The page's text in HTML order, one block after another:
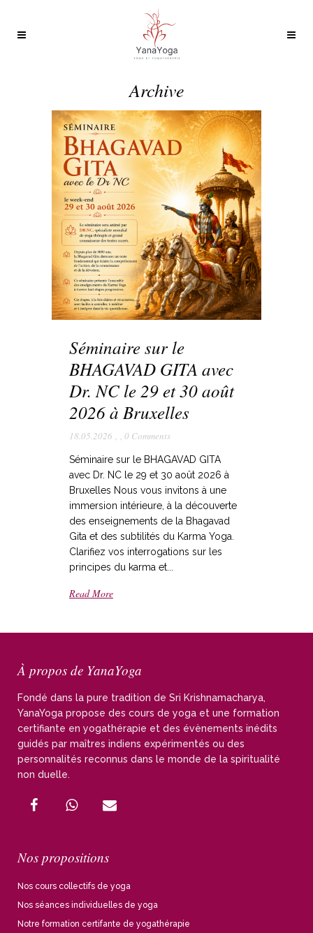
Archive
Séminaire sur le
BHAGAVAD GITA avec
Dr. NC le 29 et 30 août
2026 à Bruxelles
18.05.2026 , , 0 Comments
Séminaire sur le BHAGAVAD GITA
avec Dr. NC le 29 et 30 août 2026 à
Bruxelles Nous vous invitons à une
immersion intérieure, à la découverte
des enseignements de la Bhagavad
Gita et des subtilités du Karma Yoga.
Clarifiez vos interrogations sur les
principes du karma et...
Read More
À propos de YanaYoga
Fondé dans la pure tradition de Sri Krishnamacharya,
YanaYoga propose des cours de yoga et une formation
certifiante en yogathérapie et des évènements inédits
guidés par maîtres indiens expérimentés ou des
personnalités reconnus dans le monde de la spiritualité
non duelle.
Nos propositions
Nos cours collectifs de yoga
Nos séances individuelles de yoga
Notre formation certifante de yogathérapie